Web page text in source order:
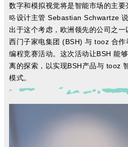
数字和模拟视觉将是智能市场的主
略设计主管 Sebastian Schwartze 说
出于这个考虑，欧洲领先的公司之
西门子家电集团 (BSH) 与 tooz 合
编程竞赛活动。这次活动让BSH 能
离的探索，以实现BSH产品与 tooz
模式。